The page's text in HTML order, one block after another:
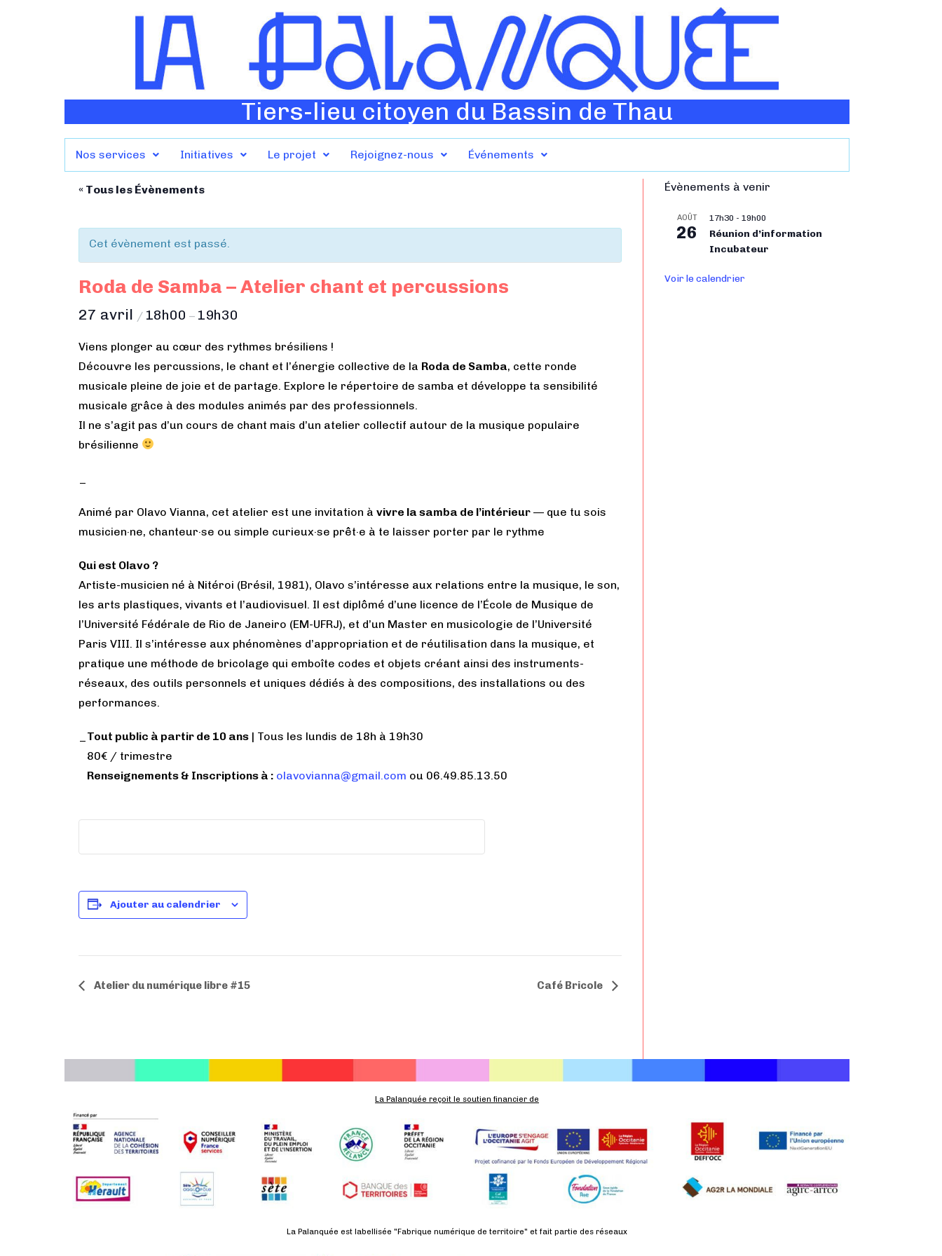
Tiers-lieu citoyen du Bassin de Thau
Nos services Initiatives Le projet Rejoignez-nous Événements
« Tous les Évènements
Cet évènement est passé.
Roda de Samba – Atelier chant et percussions
27 avril / 18h00 – 19h30
Viens plonger au cœur des rythmes brésiliens !
Découvre les percussions, le chant et l’énergie collective de la Roda de Samba, cette ronde
musicale pleine de joie et de partage. Explore le répertoire de samba et développe ta sensibilité
musicale grâce à des modules animés par des professionnels.
Il ne s’agit pas d’un cours de chant mais d’un atelier collectif autour de la musique populaire
brésilienne
Animé par Olavo Vianna, cet atelier est une invitation à vivre la samba de l’intérieur — que tu sois
musicien·ne, chanteur·se ou simple curieux·se prêt·e à te laisser porter par le rythme
Qui est Olavo ?
Artiste-musicien né à Nitéroi (Brésil, 1981), Olavo s’intéresse aux relations entre la musique, le son,
les arts plastiques, vivants et l’audiovisuel. Il est diplômé d’une licence de l’École de Musique de
l’Université Fédérale de Rio de Janeiro (EM-UFRJ), et d’un Master en musicologie de l’Université
Paris VIII. Il s’intéresse aux phénomènes d’appropriation et de réutilisation dans la musique, et
pratique une méthode de bricolage qui emboîte codes et objets créant ainsi des instruments-
réseaux, des outils personnels et uniques dédiés à des compositions, des installations ou des
performances.
Tout public à partir de 10 ans | Tous les lundis de 18h à 19h30
80€ / trimestre
Renseignements & Inscriptions à : olavovianna@gmail.com ou 06.49.85.13.50
Ajouter au calendrier
N
g
o
n
v
è
Atelier du numérique libre #15 Café Bricole
Évènements à venir
AOÛT
26
17h30 -19h00
Réunion d’information
Incubateur
Voir le calendrier
La Palanquée reçoit le soutien financier de
La Palanquée est labellisée "Fabrique numérique de territoire" et fait partie des réseaux